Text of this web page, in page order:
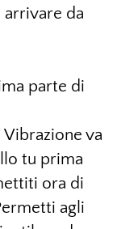
da
parte di
va
tu prima
ora di
agli